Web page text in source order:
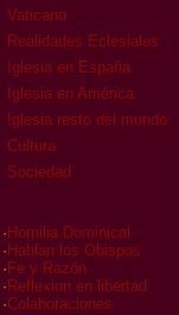
Vaticano
Realidades Eclesiales
Iglesia en España
Iglesia en América
Iglesia resto del mundo
Cultura
Sociedad
· Homilia Dominical
· Hablan los Obispos
· Fe y Razón
· Reflexion en libertad
·Colaboraciones